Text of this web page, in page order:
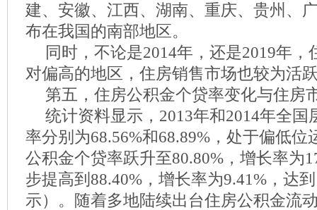
建、安徽、江西、湖南、重庆、贵州、
布在我国的南部地区。
同时，不论是2014年，还是2019年
对偏高的地区，住房销售市场也较为活
第五，住房公积金个贷率变化与住房
统计资料显示，2013年和2014年全国
率分别为68.56%和68.89%，处于偏低位
公积金个贷率跃升至80.80%，增长率为
步提高到88.40%，增长率为9.41%，达
示）。随着多地陆续出台住房公积金流